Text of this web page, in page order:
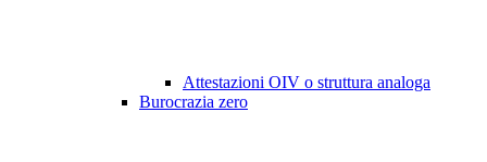
Attestazioni OIV o struttura analoga
Burocrazia zero